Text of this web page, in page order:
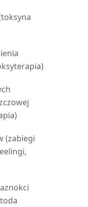
(zabiegi